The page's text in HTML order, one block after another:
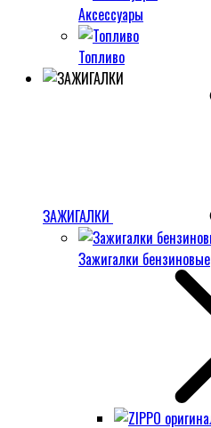
Аксессуары
Топливо
ЗАЖИГАЛКИ
Зажигалки бензиновые